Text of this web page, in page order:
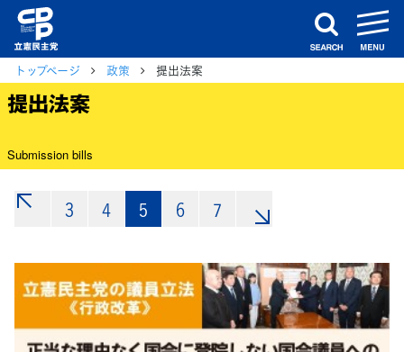
search
トップページ 政策 提出法案
提出法案
Submission bills
3 4 5 6 7